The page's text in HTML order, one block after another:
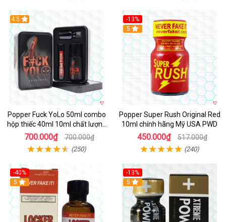
4.5
Popper Fuck YoLo 50ml combo
hộp thiếc 40ml 10ml chất lượng
tốt
700.000₫ 700.000₫
(250)
-13%
Hot
5
Popper Super Rush Original Red
10ml chính hãng Mỹ USA PWD
450.000₫ 517.000₫
(240)
-40%
5
-13%
Hot
5